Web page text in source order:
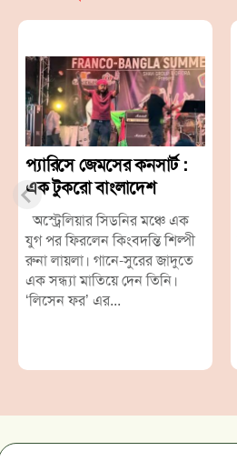
প্যারিসে জেমসের কনসার্ট :
এক টুকরো বাংলাদেশ
অস্ট্রেলিয়ার সিডনির মঞ্চে এক
যুগ পর ফিরলেন কিংবদন্তি শিল্পী
রুনা লায়লা। গানে-সুরের জাদুতে
এক সন্ধ্যা মাতিয়ে দেন তিনি।
‘লিসেন ফর’ এর...